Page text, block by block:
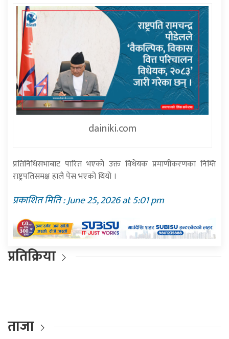
dainiki.com
प्रतिनिधिसभाबाट पारित भएको उक्त विधेयक प्रमाणीकरणका निम्ति
राष्ट्रपतिसमक्ष हालै पेस भएको थियो ।
प्रकाशित मिति : June 25, 2026 at 5:01 pm
प्रतिक्रिया
ताजा